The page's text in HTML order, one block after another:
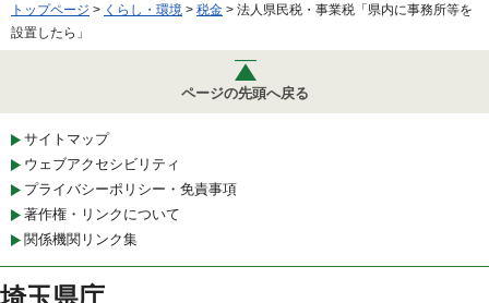
トップページ > くらし・環境 > 税金 > 法人県民税・事業税「県内に事務所等を
設置したら」
ページの先頭へ戻る
サイトマップ
ウェブアクセシビリティ
プライバシーポリシー・免責事項
著作権・リンクについて
関係機関リンク集
埼玉県庁